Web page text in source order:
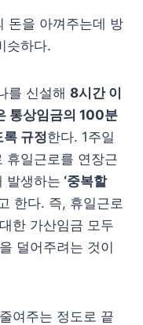
돈을 아껴주는데 방
슷하다.
를 신설해 8시간 이
통상임금의 100분
규정한다. 1주일
휴일근로를 연장근
발생하는 ‘중복할
한다. 즉, 휴일근로
한 가산임금 모두
덜어주려는 것이
여주는 정도로 끝